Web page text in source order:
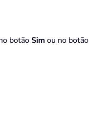
botãoSim ou no botão